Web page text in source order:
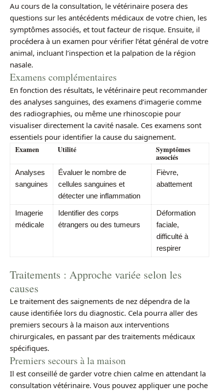
Au cours de la consultation, le vétérinaire posera des
questions sur les antécédents médicaux de votre chien, les
symptômes associés, et tout facteur de risque. Ensuite, il
procédera à un examen pour vérifier l’état général de votre
animal, incluant l’inspection et la palpation de la région
nasale.
Examens complémentaires
En fonction des résultats, le vétérinaire peut recommander
des analyses sanguines, des examens d’imagerie comme
des radiographies, ou même une rhinoscopie pour
visualiser directement la cavité nasale. Ces examens sont
essentiels pour identifier la cause du saignement.
Examen Utilité Symptômes
associés
Analyses
sanguines
Évaluer le nombre de
cellules sanguines et
détecter une inflammation
Fièvre,
abattement
Imagerie
médicale
Identifier des corps
étrangers ou des tumeurs
Déformation
faciale,
difficulté à
respirer
Traitements : Approche variée selon les
causes
Le traitement des saignements de nez dépendra de la
cause identifiée lors du diagnostic. Cela pourra aller des
premiers secours à la maison aux interventions
chirurgicales, en passant par des traitements médicaux
spécifiques.
Premiers secours à la maison
Il est conseillé de garder votre chien calme en attendant la
consultation vétérinaire. Vous pouvez appliquer une poche